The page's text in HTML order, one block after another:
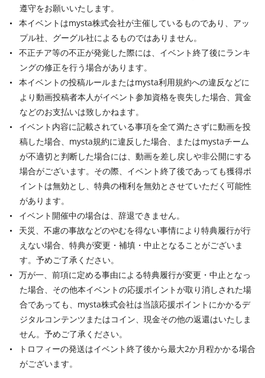
遵守をお願いいたします。
本イベントはmysta株式会社が主催しているものであり、アッ
プル社、グーグル社によるものではありません。
不正チア等の不正が発覚した際には、イベント終了後にランキ
ングの修正を行う場合があります。
本イベントの投稿ルールまたはmysta利用規約への違反などに
より動画投稿者本人がイベント参加資格を喪失した場合、賞金
などのお支払いは致しかねます。
イベント内容に記載されている事項を全て満たさずに動画を投
稿した場合、mysta規約に違反した場合、またはmystaチーム
が不適切と判断した場合には、動画を差し戻しや非公開にする
場合がございます。その際、イベント終了後であっても獲得ポ
イントは無効とし、特典の権利を無効とさせていただく可能性
があります。
イベント開催中の場合は、辞退できません。
天災、不慮の事故などのやむを得ない事情により特典履行が行
えない場合、特典が変更・補填・中止となることがございま
す。予めご了承ください。
万が一、前項に定める事由による特典履行が変更・中止となっ
た場合、その他本イベントの応援ポイントが取り消しされた場
合であっても、mysta株式会社は当該応援ポイントにかかるデ
ジタルコンテンツまたはコイン、現金その他の返還はいたしま
せん。予めご了承ください。
トロフィーの発送はイベント終了後から最大2か月程かかる場合
がございます。